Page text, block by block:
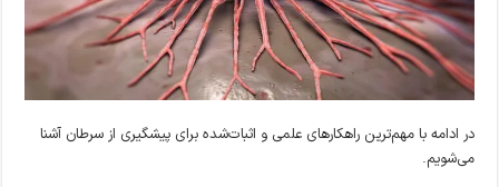
در ادامه با مهم‌ترین راهکارهای علمی و اثبات‌شده برای پیشگیری از سرطان آشنا
می‌شویم.